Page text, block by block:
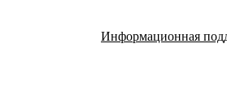
Информационная